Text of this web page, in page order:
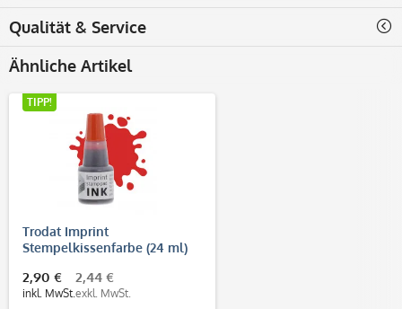
Qualität & Service
Ähnliche Artikel
TIPP!
Trodat Imprint
Stempelkissenfarbe (24 ml)
2,90 €
inkl. MwSt.
2,44 €
exkl. MwSt.